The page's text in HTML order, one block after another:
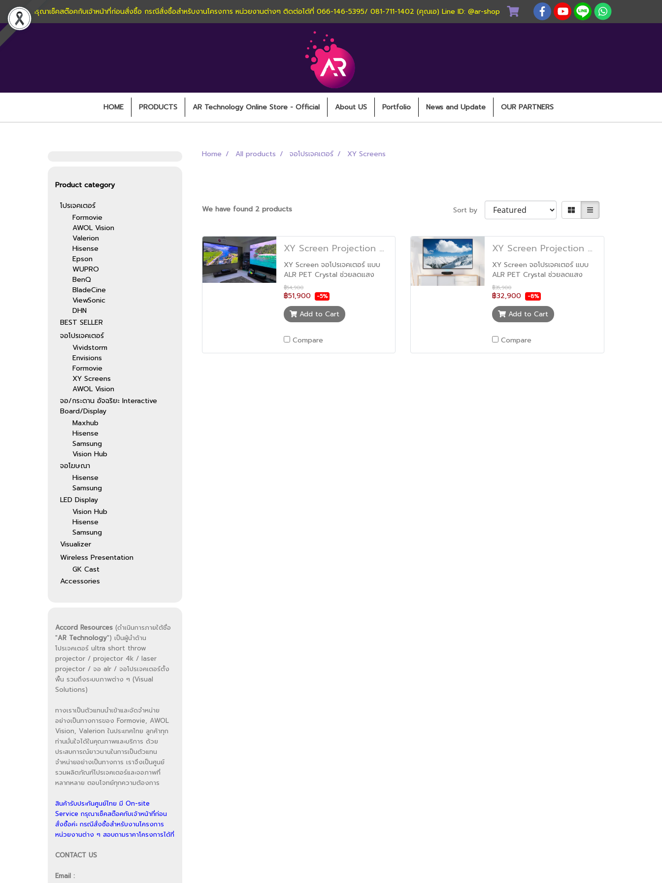
กรุณาเช็คสต๊อคกับเจ้าหน้าที่ก่อนสั่งซื้อ กรณีสั่งซื้อสำหรับงานโครงการ หน่วยงานต่างๆ ติดต่อได้ที่ 066-146-5395/ 081-711-1402 (คุณเอ) Line ID: @ar-shop
HOME PRODUCTS AR Technology Online Store - Official About US Portfolio News and Update OUR PARTNERS
Home All products จอโปรเจคเตอร์ XY Screens
We have found 2 products Sort by
XY Screen Projection Screen PET Crystal Ultra Thin ALR จอตัดแสง XY Screen 120 นิ้ว
XY Screen จอโปรเจคเตอร์ แบบ
ALR PET Crystal ช่วยลดแสง
สะท้อนในกรณีที่ห้องไม่มืดสนิท
เหมาะสำหรับดูหนัง เล่นเกมส์
เงื่อนไขการจัดส่ง จัดส่งจากทาง
บริษัทเนื่องจากสินค้าชิ้นใหญ่ ต่าง
จัดหวัดรบกวนโทรสอบถามค่ะ ใน
กรุงเทพส่งฟรี ไม่รวมค่าติดตั้งค่ะ
฿54,900
฿51,900 -5%
Add to Cart
Compare
XY Screen Projection Screen PET Crystal Ultra Thin ALR จอตัดแสง XY Screen 100 นิ้ว
XY Screen จอโปรเจคเตอร์ แบบ
ALR PET Crystal ช่วยลดแสง
สะท้อนในกรณีที่ห้องไม่มืดสนิท
เหมาะสำหรับดูหนัง เล่นเกมส์
เงื่อนไขการจัดส่ง จัดส่งจากทาง
บริษัทเนื่องจากสินค้าชิ้นใหญ่ ต่าง
จัดหวัดรบกวนโทรสอบถามค่ะ ใน
กรุงเทพส่งฟรี ไม่รวมค่าติดตั้งค่ะ
฿35,900
฿32,900 -8%
Add to Cart
Compare
Product category
โปรเจคเตอร์
Formovie
AWOL Vision
Valerion
Hisense
Epson
WUPRO
BenQ
BladeCine
ViewSonic
DHN
BEST SELLER
จอโปรเจคเตอร์
Vividstorm
Envisions
Formovie
XY Screens
AWOL Vision
จอ/กระดาน อัจฉริยะ Interactive
Board/Display
Maxhub
Hisense
Samsung
Vision Hub
จอโฆษณา
Hisense
Samsung
LED Display
Vision Hub
Hisense
Samsung
Visualizer
Wireless Presentation
GK Cast
Accessories
Accord Resources (ดำเนินการภายใต้ชื่อ
"AR Technology") เป็นผู้นำด้าน
โปรเจคเตอร์ ultra short throw
projector / projector 4k / laser
projector / จอ alr / จอโปรเจคเตอร์ตั้ง
พื้น รวมถึงระบบภาพต่าง ๆ (Visual
Solutions)
ทางเราเป็นตัวแทนนำเข้าและจัดจำหน่าย
อย่างเป็นทางการของ Formovie, AWOL
Vision, Valerion ในประเทศไทย ลูกค้าทุก
ท่านมั่นใจได้ในคุณภาพและบริการ ด้วย
ประสบการณ์ยาวนานในการเป็นตัวแทน
จำหน่ายอย่างเป็นทางการ เราจึงเป็นศูนย์
รวมผลิตภัณฑ์โปรเจคเตอร์และจอภาพที่
หลากหลาย ตอบโจทย์ทุกความต้องการ
สินค้ารับประกันศูนย์ไทย มี On-site
Service กรุณาเช็คสต๊อคกับเจ้าหน้าที่ก่อน
สั่งซื้อค่ะ กรณีสั่งซื้อสำหรับงานโครงการ
หน่วยงานต่าง ๆ สอบถามราคาโครงการได้ที่
CONTACT US
Email :